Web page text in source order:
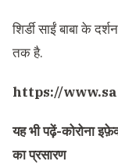
शिर्डी साईं बाबा के
तक है.
https://
यह भी पढ़ें-कोरोना
का प्रसारण